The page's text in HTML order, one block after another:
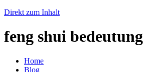
Direkt zum Inhalt
feng shui bedeutung
Home
Blog